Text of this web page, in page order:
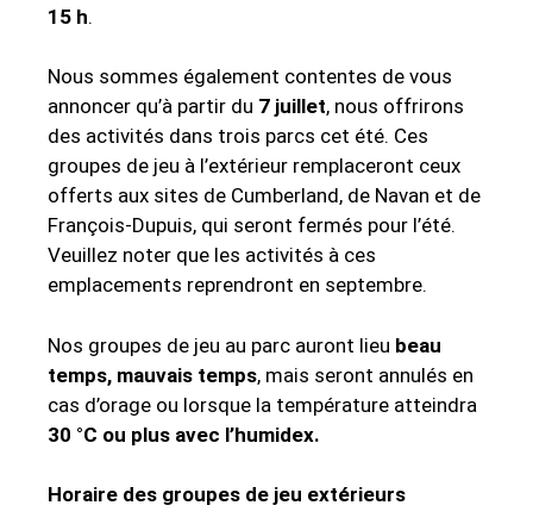
15 h.
Nous sommes également contentes de vous
annoncer qu’à partir du 7 juillet, nous offrirons
des activités dans trois parcs cet été. Ces
groupes de jeu à l’extérieur remplaceront ceux
offerts aux sites de Cumberland, de Navan et de
François-Dupuis, qui seront fermés pour l’été.
Veuillez noter que les activités à ces
emplacements reprendront en septembre.
Nos groupes de jeu au parc auront lieu beau
temps, mauvais temps, mais seront annulés en
cas d’orage ou lorsque la température atteindra
30 °C ou plus avec l’humidex.
Horaire des groupes de jeu extérieurs